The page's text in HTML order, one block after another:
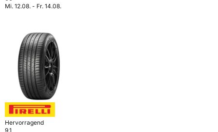
Mi. 12.08. - Fr. 14.08.
Hervorragend
9,1